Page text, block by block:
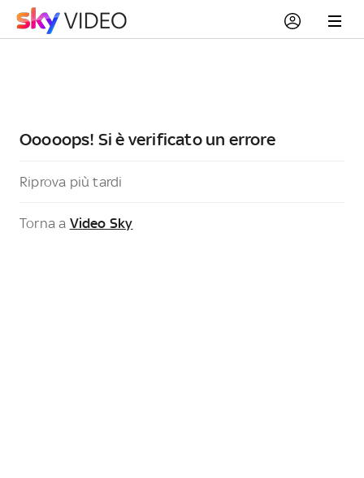
Ooooops! Si è verificato un errore
Riprova più tardi
Torna a Video Sky